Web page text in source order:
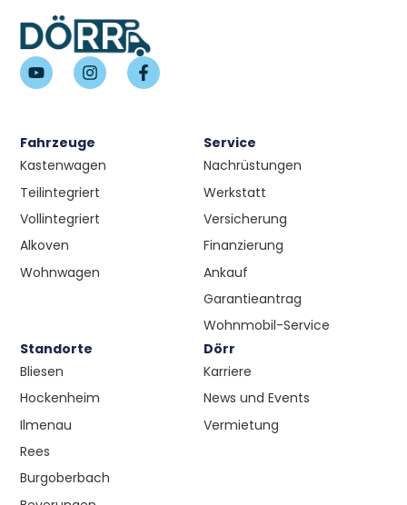
Fahrzeuge
Kastenwagen
Teilintegriert
Vollintegriert
Alkoven
Wohnwagen
Service
Nachrüstungen
Werkstatt
Versicherung
Finanzierung
Ankauf
Garantieantrag
Wohnmobil-Service
Standorte
Bliesen
Hockenheim
Ilmenau
Rees
Burgoberbach
Dörr
Karriere
News und Events
Vermietung